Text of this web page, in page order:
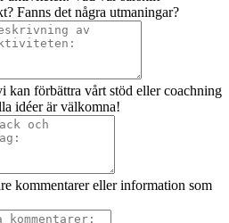
Fanns det några utmaningar?
kan förbättra vårt stöd eller coachning
idéer är välkomna!
kommentarer eller information som